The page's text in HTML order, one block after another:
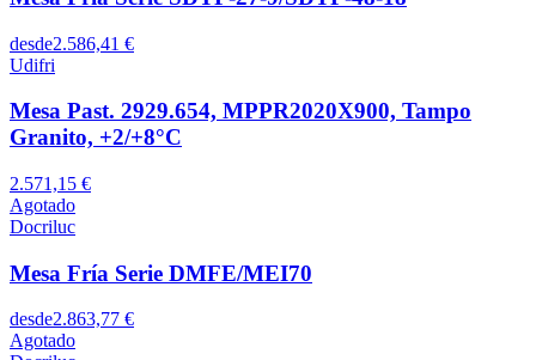
desde2.586,41 €
Udifri
Mesa Past. 2929.654, MPPR2020X900, Tampo
Granito, +2/+8°C
2.571,15 €
Agotado
Docriluc
Mesa Fría Serie DMFE/MEI70
desde2.863,77 €
Agotado